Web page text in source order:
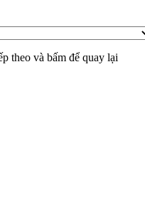
theo và bấm để quay lại